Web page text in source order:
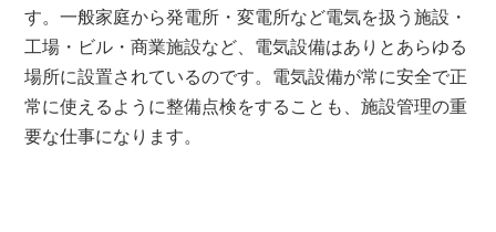
す。一般家庭から発電所・変電所など電気を扱う施設・
工場・ビル・商業施設など、電気設備はありとあらゆる
場所に設置されているのです。電気設備が常に安全で正
常に使えるように整備点検をすることも、施設管理の重
要な仕事になります。